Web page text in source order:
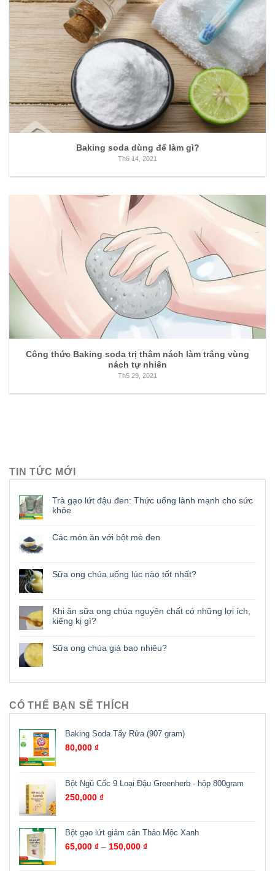
Baking soda dùng để làm gì?
Th6 14, 2021
Công thức Baking soda trị thâm nách làm trắng vùng
nách tự nhiên
Th5 29, 2021
TIN TỨC MỚI
Trà gạo lứt đậu đen: Thức uống lành mạnh cho sức
khỏe
Các món ăn với bột mè đen
Sữa ong chúa uống lúc nào tốt nhất?
Khi ăn sữa ong chúa nguyên chất có những lợi ích,
kiêng kị gì?
Sữa ong chúa giá bao nhiêu?
CÓ THỂ BẠN SẼ THÍCH
Baking Soda Tẩy Rửa (907 gram)
80,000 ₫
Bột Ngũ Cốc 9 Loại Đậu Greenherb - hộp 800gram
250,000 ₫
Bột gạo lứt giảm cân Thảo Mộc Xanh
65,000 ₫ – 150,000 ₫